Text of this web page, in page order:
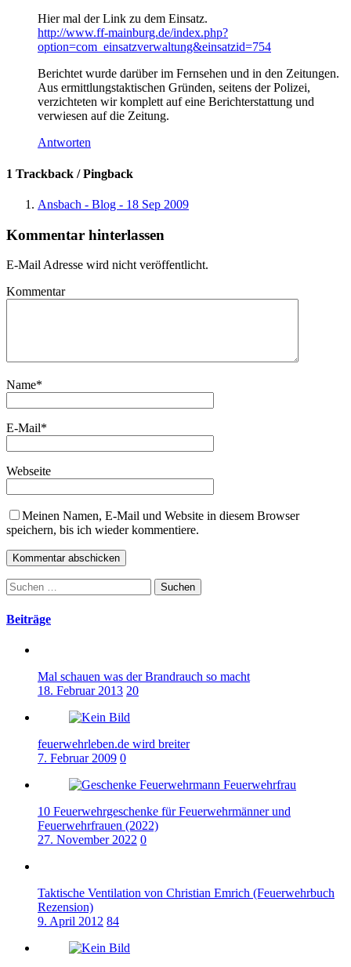
Hier mal der Link zu dem Einsatz.
http://www.ff-mainburg.de/index.php?
option=com_einsatzverwaltung&einsatzid=754
Berichtet wurde darüber im Fernsehen und in den Zeitungen.
Aus ermittlungstaktischen Gründen, seitens der Polizei,
verzichteten wir komplett auf eine Berichterstattung und
verwiesen auf die Zeitung.
Antworten
1 Trackback / Pingback
Ansbach - Blog - 18 Sep 2009
Kommentar hinterlassen
E-Mail Adresse wird nicht veröffentlicht.
Kommentar
Name*
E-Mail*
Webseite
Meinen Namen, E-Mail und Website in diesem Browser
speichern, bis ich wieder kommentiere.
Suchen
nach:
Beiträge
Mal schauen was der Brandrauch so macht
18. Februar 2013 20
feuerwehrleben.de wird breiter
7. Februar 2009 0
10 Feuerwehrgeschenke für Feuerwehrmänner und
Feuerwehrfrauen (2022)
27. November 2022 0
Taktische Ventilation von Christian Emrich (Feuerwehrbuch
Rezension)
9. April 2012 84